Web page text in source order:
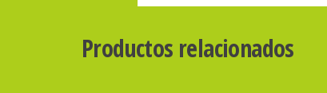
Productos relacionados